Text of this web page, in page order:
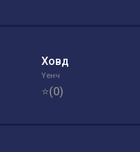
Ховд
Үенч
⭐(0)